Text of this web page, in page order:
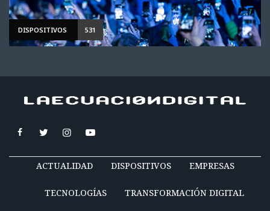
DISPOSITIVOS 531
ACTUALIDAD DISPOSITIVOS EMPRESAS
TECNOLOGÍAS TRANSFORMACIÓN DIGITAL